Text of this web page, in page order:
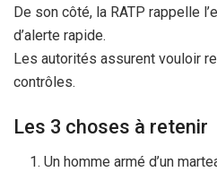
De son côté, la RATP rappelle
d’alerte rapide.
Les autorités assurent vouloir
contrôles.
Les 3 choses à retenir
Un homme armé d’un